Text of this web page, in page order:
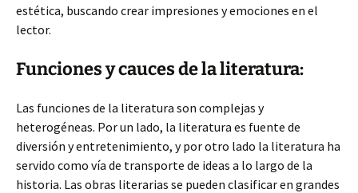
estética, buscando crear impresiones y emociones en el
lector.
Funciones y cauces de la literatura:
Las funciones de la literatura son complejas y
heterogéneas. Por un lado, la literatura es fuente de
diversión y entretenimiento, y por otro lado la literatura ha
servido como vía de transporte de ideas a lo largo de la
historia. Las obras literarias se pueden clasificar en grandes